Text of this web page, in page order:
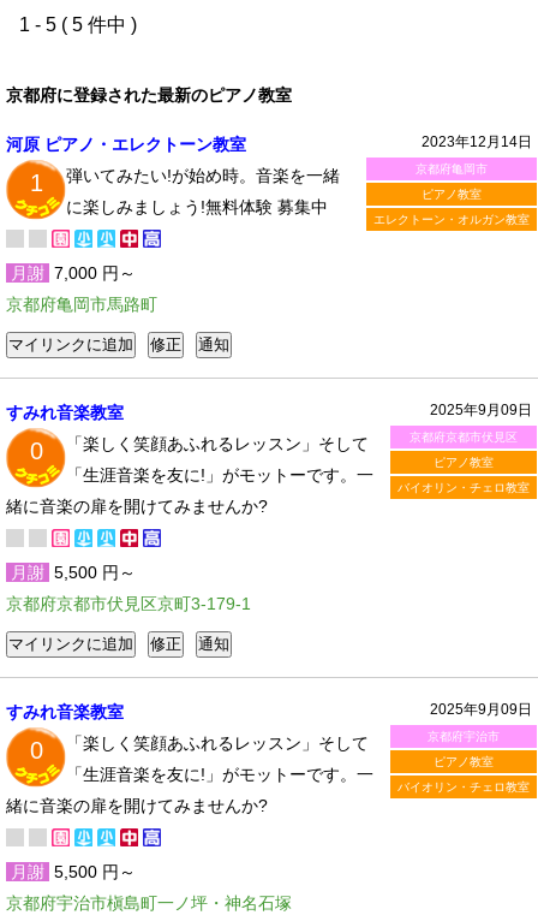
1 - 5 ( 5 件中 )
京都府に登録された最新のピアノ教室
2023年12月14日
京都府亀岡市
ピアノ教室
エレクトーン・オルガン教室
河原 ピアノ・エレクトーン教室
1
弾いてみたい!が始め時。音楽を一緒
に楽しみましょう!無料体験 募集中
月謝 7,000 円～
京都府亀岡市馬路町
2025年9月09日
京都府京都市伏見区
ピアノ教室
バイオリン・チェロ教室
すみれ音楽教室
0
「楽しく笑顔あふれるレッスン」そして
「生涯音楽を友に!」がモットーです。一
緒に音楽の扉を開けてみませんか?
月謝 5,500 円～
京都府京都市伏見区京町3-179-1
2025年9月09日
京都府宇治市
ピアノ教室
バイオリン・チェロ教室
すみれ音楽教室
0
「楽しく笑顔あふれるレッスン」そして
「生涯音楽を友に!」がモットーです。一
緒に音楽の扉を開けてみませんか?
月謝 5,500 円～
京都府宇治市槇島町一ノ坪・神名石塚